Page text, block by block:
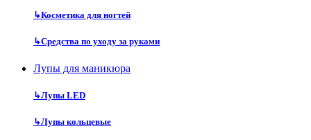
↳Косметика для ногтей
↳Средства по уходу за руками
Лупы для маникюра
↳Лупы LED
↳Лупы кольцевые